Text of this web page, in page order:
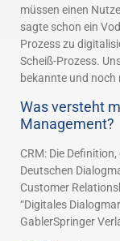
müssen einen
sagte schon ein
Prozess zu
Scheiß-Prozess.
bekannte und noch
Was versteht
Management?
CRM: Die
Deutschen
Customer
“Digitales
GablerSpringer